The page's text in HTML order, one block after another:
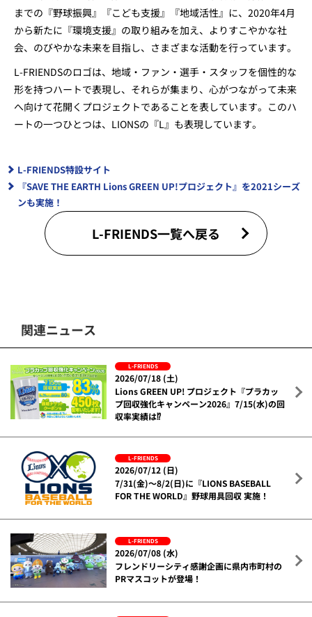
までの『野球振興』『こども支援』『地域活性』に、2020年4月
から新たに『環境支援』の取り組みを加え、よりすこやかな社
会、のびやかな未来を目指し、さまざまな活動を行っています。
L-FRIENDSのロゴは、地域・ファン・選手・スタッフを個性的な
形を持つハートで表現し、それらが集まり、心がつながって未来
へ向けて花開くプロジェクトであることを表しています。このハ
ートの一つひとつは、LIONSの『L』も表現しています。
L-FRIENDS特設サイト
『SAVE THE EARTH Lions GREEN UP!プロジェクト』を2021シーズ
ンも実施！
L-FRIENDS一覧へ戻る
関連ニュース
L-FRIENDS
2026/07/18 (土)
Lions GREEN UP! プロジェクト『プラカッ
プ回収強化キャンペーン2026』7/15(水)の回
収率実績は⁉
L-FRIENDS
2026/07/12 (日)
7/31(金)～8/2(日)に『LIONS BASEBALL
FOR THE WORLD』野球用具回収 実施！
L-FRIENDS
2026/07/08 (水)
フレンドリーシティ感謝企画に県内市町村の
PRマスコットが登場！